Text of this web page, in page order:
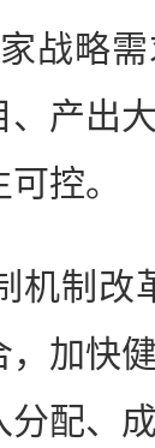
战略
产出
控。
制改
，加快
配、